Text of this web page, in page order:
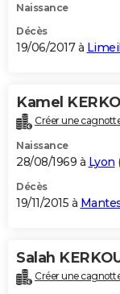
Naissance
Décès
19/06/2017 à
Kamel
Créer une
Naissance
28/08/1969 à Lyon
Décès
19/11/2015 à
Salah
Créer une